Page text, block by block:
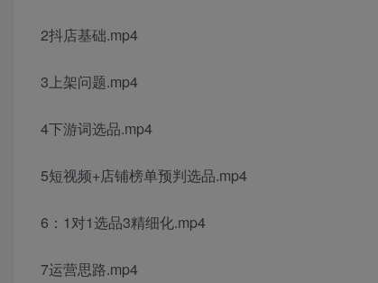
2抖店基础.mp4
3上架问题.mp4
4下游词选品.mp4
5短视频+店铺榜单预判选品.mp4
6：1对1选品3精细化.mp4
7运营思路.mp4